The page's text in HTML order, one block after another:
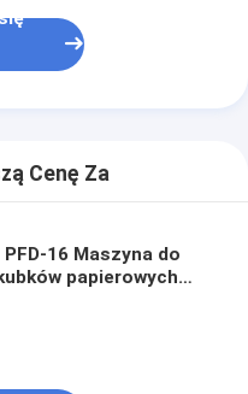
Cenę Za
PFD-16 Maszyna do
papierowych